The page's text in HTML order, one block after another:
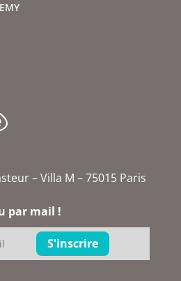
– Villa M – 75015 Paris
par mail !